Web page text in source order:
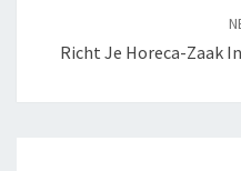
Richt Je Horeca-Zaak